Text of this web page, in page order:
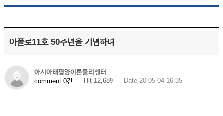
아폴로11호 50주년을 기념하며
아시아태평양이론물리센터
comment 0건
Hit 12,689 Date 20-05-04 16:35